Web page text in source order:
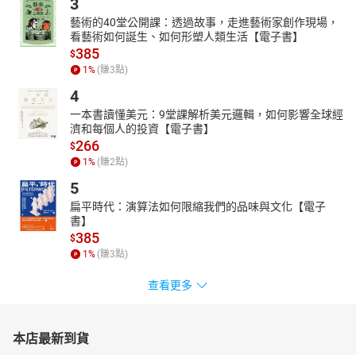
3
藝術的40堂公開課：透過故事，走進藝術家創作現場，
看藝術如何誕生、如何形塑人類生活【電子書】
$385
1 % (賺3點)
4
一本書讀懂美元：9堂課解析美元邏輯，如何影響全球經
濟和每個人的投資【電子書】
$266
1 % (賺2點)
5
扁平時代：演算法如何限縮我們的品味與文化【電子
書】
$385
1 % (賺3點)
查看更多
本店最新到貨